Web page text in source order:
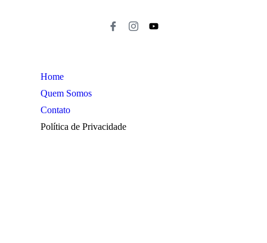
Home
Quem Somos
Contato
Política de Privacidade